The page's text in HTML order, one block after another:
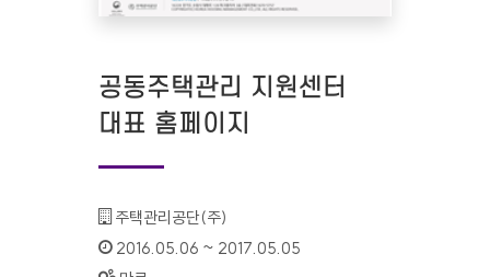
공동주택관리 지원센터
대표 홈페이지
기관명 :
주택관리공단(주)
인증기간 :
2016.05.06 ~ 2017.05.05